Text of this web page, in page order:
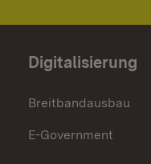
Digitalisierung
Breitbandausbau
E-Government